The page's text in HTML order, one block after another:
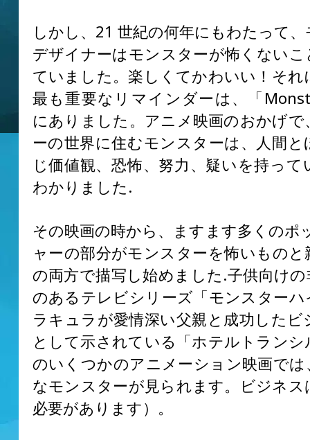
しかし、21 世紀の何年にもわたって
デザイナーはモンスターが怖くない
ていました。楽しくてかわいい！そ
最も重要なリマインダーは、「
にありました。アニメ映画のおかげ
ーの世界に住むモンスターは、人間
じ価値観、恐怖、努力、疑いを持っ
わかりました.
その映画の時から、ますます多くのポ
ャーの部分がモンスターを怖いもの
の両方で描写し始めました.子供向け
のあるテレビシリーズ「モンスターハ
ラキュラが愛情深い父親と成功した
として示されている「ホテルトラン
のいくつかのアニメーション映画では
なモンスターが見られます。ビジネ
必要があります）。